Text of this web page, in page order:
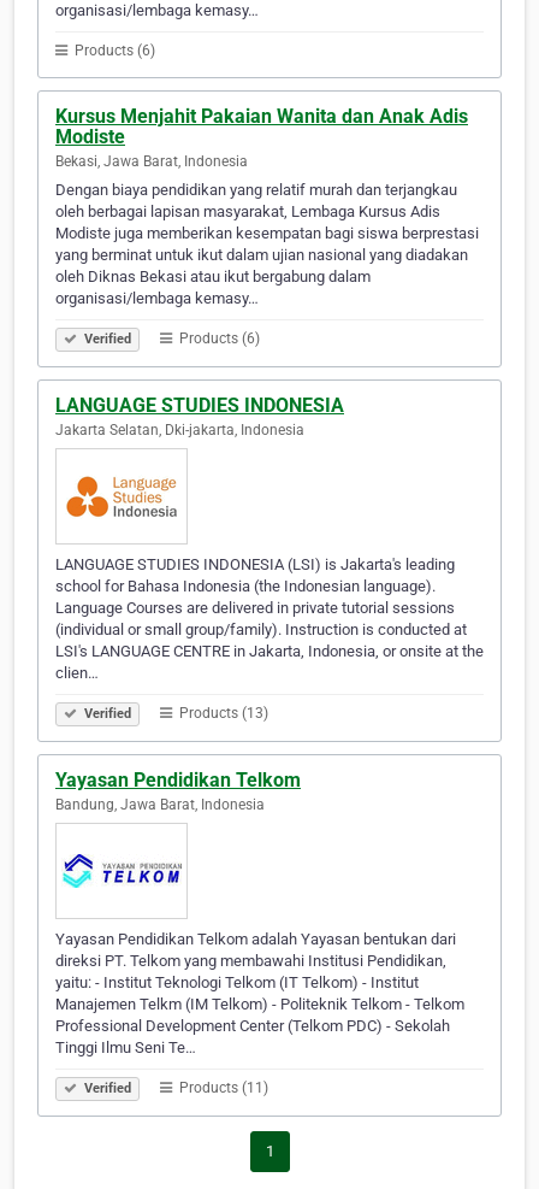
organisasi/lembaga kemasy…
Products (6)
Kursus Menjahit Pakaian Wanita dan Anak Adis
Modiste
Bekasi, Jawa Barat, Indonesia
Dengan biaya pendidikan yang relatif murah dan terjangkau
oleh berbagai lapisan masyarakat, Lembaga Kursus Adis
Modiste juga memberikan kesempatan bagi siswa berprestasi
yang berminat untuk ikut dalam ujian nasional yang diadakan
oleh Diknas Bekasi atau ikut bergabung dalam
organisasi/lembaga kemasy…
Verified Products (6)
LANGUAGE STUDIES INDONESIA
Jakarta Selatan, Dki-jakarta, Indonesia
LANGUAGE STUDIES INDONESIA (LSI) is Jakarta's leading
school for Bahasa Indonesia (the Indonesian language).
Language Courses are delivered in private tutorial sessions
(individual or small group/family). Instruction is conducted at
LSI's LANGUAGE CENTRE in Jakarta, Indonesia, or onsite at the
clien…
Verified Products (13)
Yayasan Pendidikan Telkom
Bandung, Jawa Barat, Indonesia
Yayasan Pendidikan Telkom adalah Yayasan bentukan dari
direksi PT. Telkom yang membawahi Institusi Pendidikan,
yaitu: - Institut Teknologi Telkom (IT Telkom) - Institut
Manajemen Telkm (IM Telkom) - Politeknik Telkom - Telkom
Professional Development Center (Telkom PDC) - Sekolah
Tinggi Ilmu Seni Te…
Verified Products (11)
1